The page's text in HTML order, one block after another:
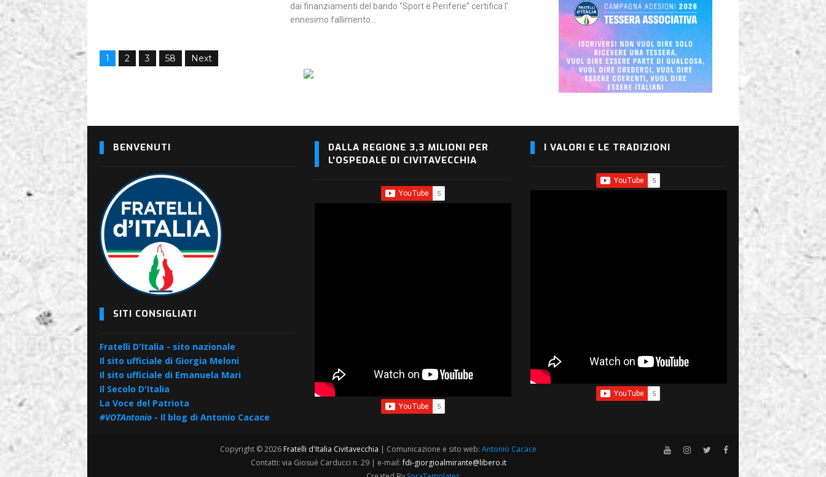
dai finanziamenti del bando “Sport e Periferie” certifica l’
ennesimo fallimento...
1 2 3 58 Next
BENVENUTI
SITI CONSIGLIATI
Fratelli D'Italia - sito nazionale
Il sito ufficiale di Giorgia Meloni
Il sito ufficiale di Emanuela Mari
Il Secolo D'Italia
La Voce del Patriota
#VOTAntonio- Il blog di Antonio Cacace
DALLA REGIONE 3,3 MILIONI PER
L'OSPEDALE DI CIVITAVECCHIA
I VALORI E LE TRADIZIONI
Copyright © 2026 Fratelli d'Italia Civitavecchia | Comunicazione e sito web: Antonio Cacace
Contatti: via Giosuè Carducci n. 29 | e-mail:fdi-giorgioalmirante@libero.it